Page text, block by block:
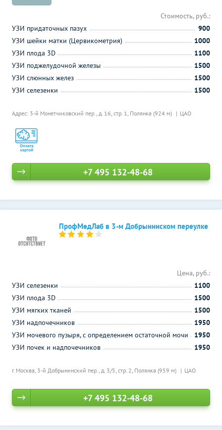
Адрес: 3-й Монетчиковский пер., д. 16, стр. 1, Полянка (924 м) ЦАО
Стоимость, руб.:
УЗИ придаточных пазух
900
УЗИ шейки матки (Цервикометрия)
1000
УЗИ плода 3D
1100
УЗИ поджелудочной железы
1500
УЗИ слюнных желез
1500
УЗИ селезенки
1500
+7 495 132-48-68
ПрофМедЛаб в 3-м Добрынинском переулке
г. Москва, 3-й Добрынинский пер., д. 3/5, стр. 2, Полянка (959 м) ЦАО
Цена, руб.:
УЗИ селезенки
1100
УЗИ плода 3D
1500
УЗИ мягких тканей
1500
УЗИ надпочечников
1950
УЗИ мочевого пузыря, с определением остаточной мочи
1950
УЗИ почек и надпочечников
1950
+7 495 132-48-68